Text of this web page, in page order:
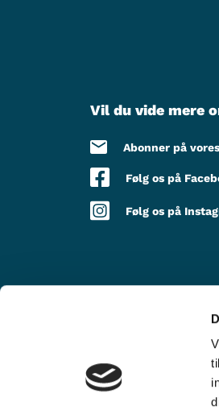
Vil du vide mere
Abonner på
Følg os på
Følg os på